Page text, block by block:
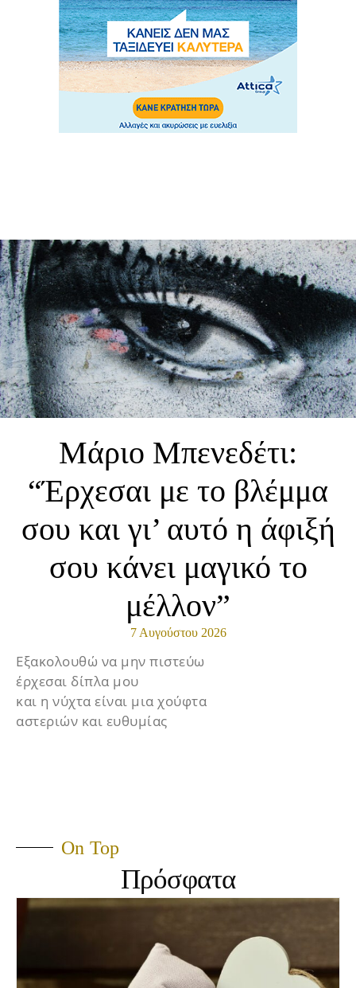
Μάριο Μπενεδέτι:
“Έρχεσαι με το βλέμμα
σου και γι’ αυτό η άφιξή
σου κάνει μαγικό το
μέλλον”
7 Αυγούστου 2026
Εξακολουθώ να μην πιστεύω
έρχεσαι δίπλα μου
και η νύχτα είναι μια χούφτα
αστεριών και ευθυμίας
On Top
Πρόσφατα